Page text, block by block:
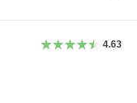
4.63